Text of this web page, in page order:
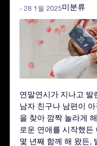
미분류
- 28 1월 2025
연말연시가 지나고 발
남자 친구나 남편이
을 찾아 깜짝 놀라게
로운 연애를 시작했
몇 년째 함께 해 왔든,